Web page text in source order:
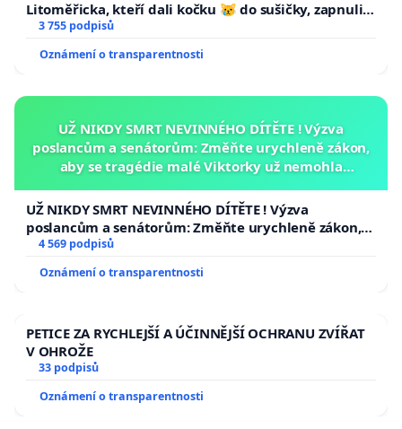
Litoměřicka, kteří dali kočku 😿 do sušičky, zapnuli ji
a umírání zvířete natočili.
3 755 podpisů
Oznámení o transparentnosti
UŽ NIKDY SMRT NEVINNÉHO DÍTĚTE ! Výzva
poslancům a senátorům: Změňte urychleně zákon,
aby se tragédie malé Viktorky už nemohla
UŽ NIKDY SMRT NEVINNÉHO DÍTĚTE ! Výzva
poslancům a senátorům: Změňte urychleně zákon,
aby se tragédie malé Viktorky už nemohla opakovat!
4 569 podpisů
Oznámení o transparentnosti
PETICE ZA RYCHLEJŠÍ A ÚČINNĚJŠÍ OCHRANU ZVÍŘAT
V OHROŽE
33 podpisů
Oznámení o transparentnosti